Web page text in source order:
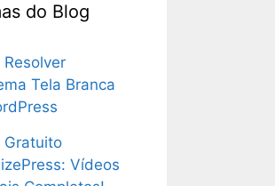
do Blog
Resolver
Tela Branca
Gratuito
Vídeos